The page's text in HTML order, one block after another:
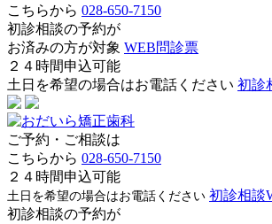
こちらから 028-650-7150
初診相談の予約が
お済みの方が対象 WEB問診票
２４時間申込可能
土日を希望の場合はお電話ください 初診
ご予約・ご相談は
こちらから 028-650-7150
２４時間申込可能
土日を希望の場合はお電話ください 初診相談
初診相談の予約が